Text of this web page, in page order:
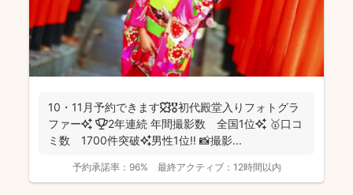
10・11月予約できます🍁🎖初代殿堂入りフォトグラ
ファー✨ 🏆2年連続 年間撮影数 全国1位✨ 🥇口コ
ミ数 1700件突破✨男性1位‼️ 📸撮影...
予約承諾率： 96% 最終アクティブ： 12時間以内